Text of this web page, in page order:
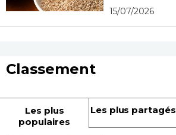
15/07/2026
Classement
Les plus
populaires
Les plus partagés